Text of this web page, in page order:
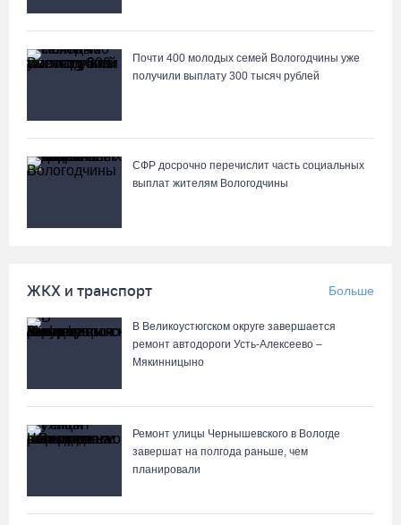
07.08.26 / 08:49
Вологодские «пчелки» усилились еще одним игроком из
российской Премьер-лиги
07.08.26 / 08:31
Череповчанки в национальных костюмах стали героями снимков
фотографа с горы Афон
на выборах
«Дом СВО» в Череповце за полгода работы обработал около
Почти 400 молодых семей Вологодчины уже
получили выплату 300 тысяч рублей
СФР досрочно перечислит часть социальных
выплат жителям Вологодчины
ЖКХ и транспорт Больше
В Великоустюгском округе завершается
ремонт автодороги Усть-Алексеево –
Мякинницыно
Ремонт улицы Чернышевского в Вологде
завершат на полгода раньше, чем
планировали